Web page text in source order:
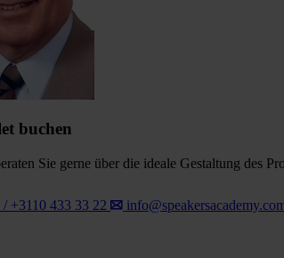
buchen
Sie gerne über die ideale Gestaltung des
+3110 433 33 22